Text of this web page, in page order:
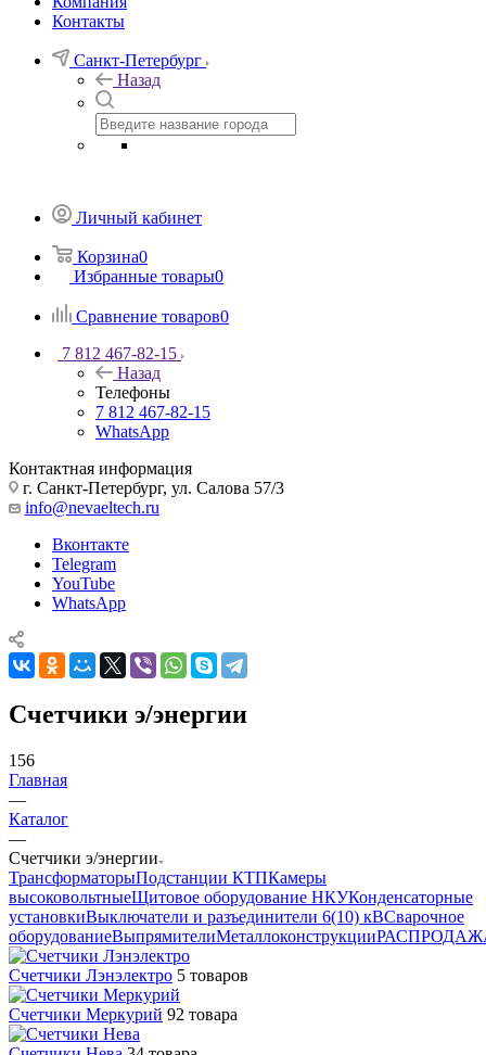
Контакты
Санкт-Петербург
Назад
Личный кабинет
Корзина0
Избранные товары0
Сравнение товаров0
7 812 467-82-15
Назад
Телефоны
7 812 467-82-15
WhatsApp
Контактная информация
г. Санкт-Петербург, ул. Салова 57/3
info@nevaeltech.ru
Вконтакте
Telegram
YouTube
WhatsApp
Счетчики э/энергии
156
Главная
—
Каталог
—
Счетчики э/энергии
ТрансформаторыПодстанции КТПКамеры
высоковольтныеЩитовое оборудование НКУКонденсаторные
установкиВыключатели и разъединители 6(10) кВСварочное
оборудованиеВыпрямителиМеталлоконструкции
Счетчики Лэнэлектро 5 товаров
Счетчики Меркурий 92 товара